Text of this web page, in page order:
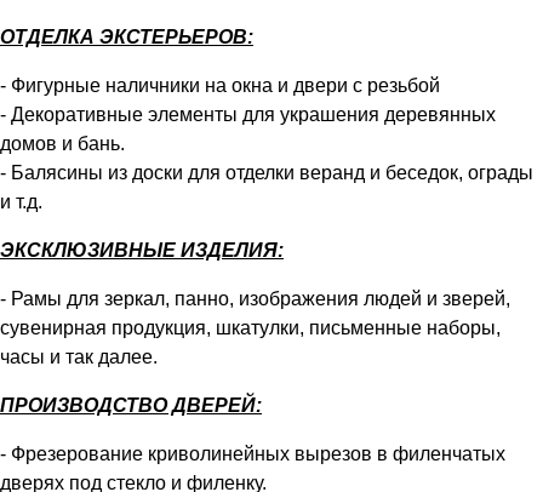
ОТДЕЛКА ЭКСТЕРЬЕРОВ:
- Фигурные наличники на окна и двери с резьбой
- Декоративные элементы для украшения деревянных
домов и бань.
- Балясины из доски для отделки веранд и беседок, ограды
и т.д.
ЭКСКЛЮЗИВНЫЕ ИЗДЕЛИЯ:
- Рамы для зеркал, панно, изображения людей и зверей,
сувенирная продукция, шкатулки, письменные наборы,
часы и так далее.
ПРОИЗВОДСТВО ДВЕРЕЙ:
- Фрезерование криволинейных вырезов в филенчатых
дверях под стекло и филенку.